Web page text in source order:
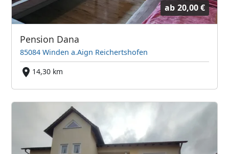
ab 20,00 €
Pension Dana
85084 Winden a.Aign Reichertshofen
14,30 km